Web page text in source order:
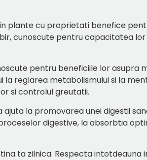
plante cu proprietati benefice
cunoscute pentru capacitatea lor
pentru beneficiile lor asupra
reglarea metabolismului si la
si controlul greutatii.
la promovarea unei digestii
digestive, la absorbtia
ta zilnica. Respecta intotdeauna